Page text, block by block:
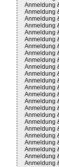
Anmeldung
Anmeldung
Anmeldung
Anmeldung
Anmeldung
Anmeldung
Anmeldung
Anmeldung
Anmeldung
Anmeldung
Anmeldung
Anmeldung
Anmeldung
Anmeldung
Anmeldung
Anmeldung
Anmeldung
Anmeldung
Anmeldung
Anmeldung
Anmeldung
Anmeldung
Anmeldung
Anmeldung